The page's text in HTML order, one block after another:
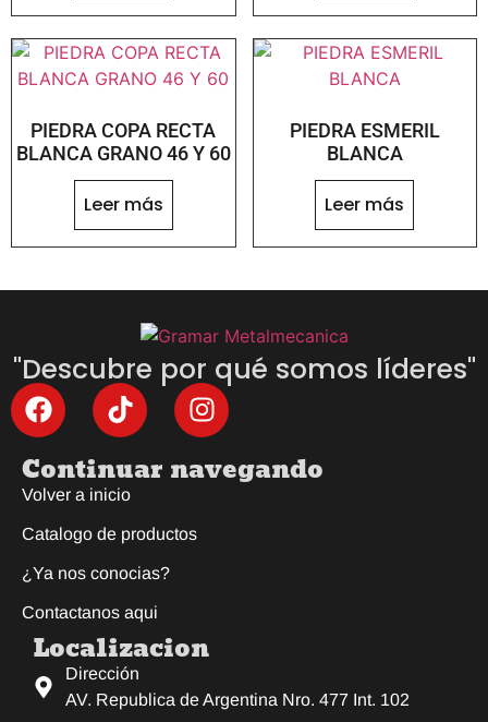
PIEDRA COPA RECTA
BLANCA GRANO 46 Y 60
Leer más
PIEDRA ESMERIL
BLANCA
Leer más
"Descubre por qué somos líderes"
Continuar navegando
Volver a inicio
Catalogo de productos
¿Ya nos conocias?
Contactanos aqui
Localizacion
Dirección
AV. Republica de Argentina Nro. 477 Int. 102